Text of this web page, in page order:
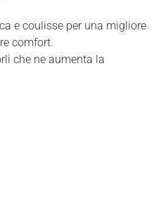
e coulisse per una migliore
comfort.
che ne aumenta la